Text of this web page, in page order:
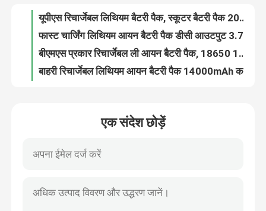
कारखाना भ्रमण
गुणवत्ता नियंत्रण
एक उद्धरण का अनुरोध करें
बीएमएस प्रकार रिचार्जेबल ली आयन बैटरी पैक, 18650 12 वी ली आयन बैटरी पैक
ओवरडिस्चार्ज ली आयन बैटरी पैक, 12v लिथियम बैटरी पैक 10000mAh
एक संदेश छोड़ें